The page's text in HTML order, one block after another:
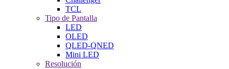
TCL
Tipo de Pantalla
LED
OLED
QLED-QNED
Mini LED
Resolución